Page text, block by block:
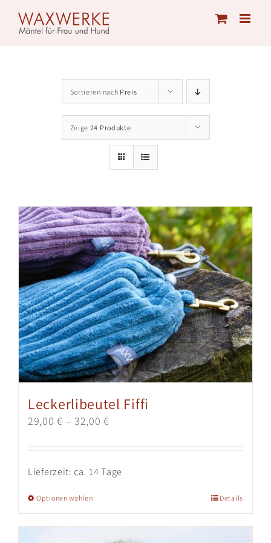
content
Sortieren nach Preis
Zeige 24 Produkte
Leckerlibeutel Fiffi
29,00€ –32,00€
Lieferzeit:ca. 14 Tage
Optionen wählenDieses
Details